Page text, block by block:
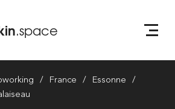
.space
France
Essonne